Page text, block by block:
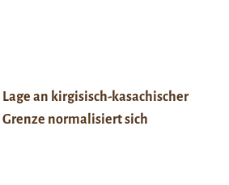
Lage an kirgisisch-kasachischer
Grenze normalisiert sich